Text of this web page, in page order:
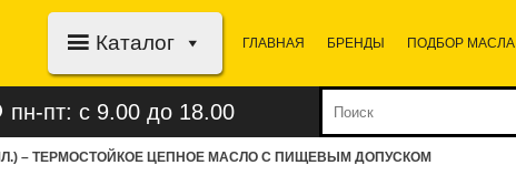
Каталог ГЛАВНАЯ БРЕНДЫ ПОДБОР МАСЛА
пн-пт: с 9.00 до 18.00
МЛ.) – ТЕРМОСТОЙКОЕ ЦЕПНОЕ МАСЛО С ПИЩЕВЫМ ДОПУСКОМ